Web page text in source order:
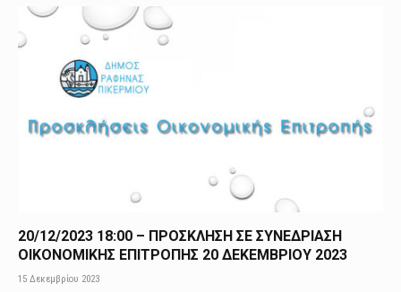
20/12/2023 18:00 – ΠΡΟΣΚΛΗΣΗ ΣΕ ΣΥΝΕΔΡΙΑΣΗ
ΟΙΚΟΝΟΜΙΚΗΣ ΕΠΙΤΡΟΠΗΣ 20 ΔΕΚΕΜΒΡΙΟΥ 2023
15 Δεκεμβρίου 2023